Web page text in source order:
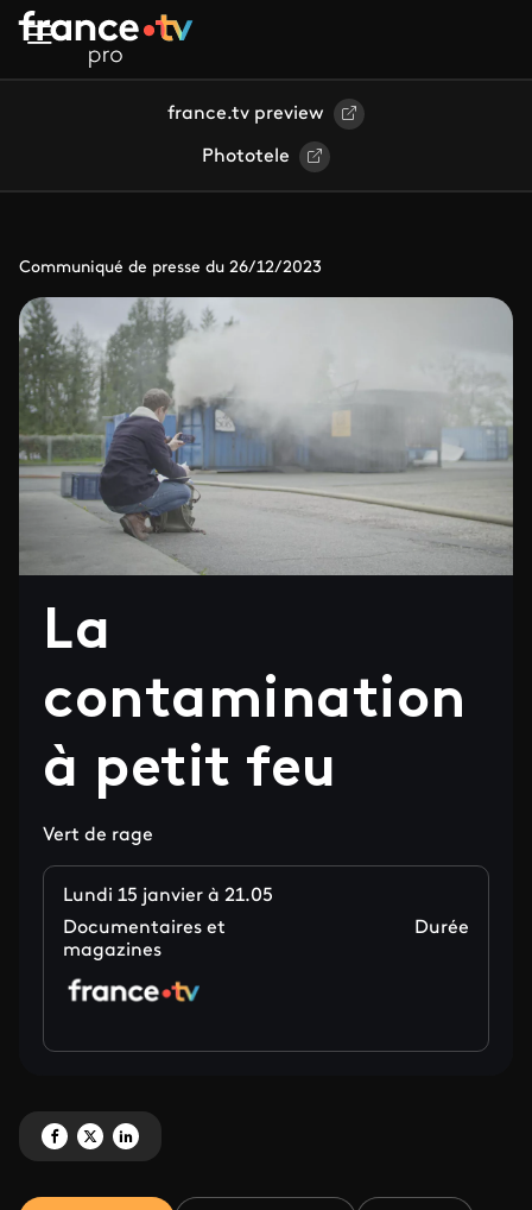
Aller au contenu principal
france.tv preview
Phototele
Communiqué de presse du 26/12/2023
La
contamination
à petit feu
Vert de rage
Lundi 15 janvier à 21.05
Documentaires et
magazines
Durée
Partagez 'La contamination à petit feu' sur Facebook
Partagez 'La contamination à petit feu' sur X
Partagez 'La contamination à petit feu' sur LinkedIn